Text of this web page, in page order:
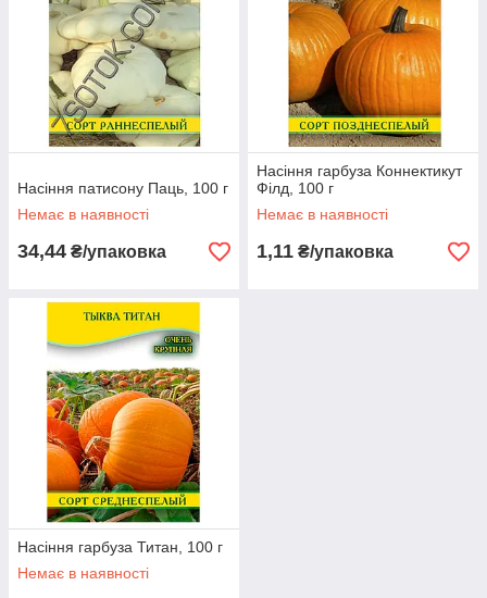
Насіння патисону Паць, 100 г
Немає в наявності
34,44 ₴/упаковка
Насіння гарбуза Коннектикут
Філд, 100 г
Немає в наявності
1,11 ₴/упаковка
Насіння гарбуза Титан, 100 г
Немає в наявності